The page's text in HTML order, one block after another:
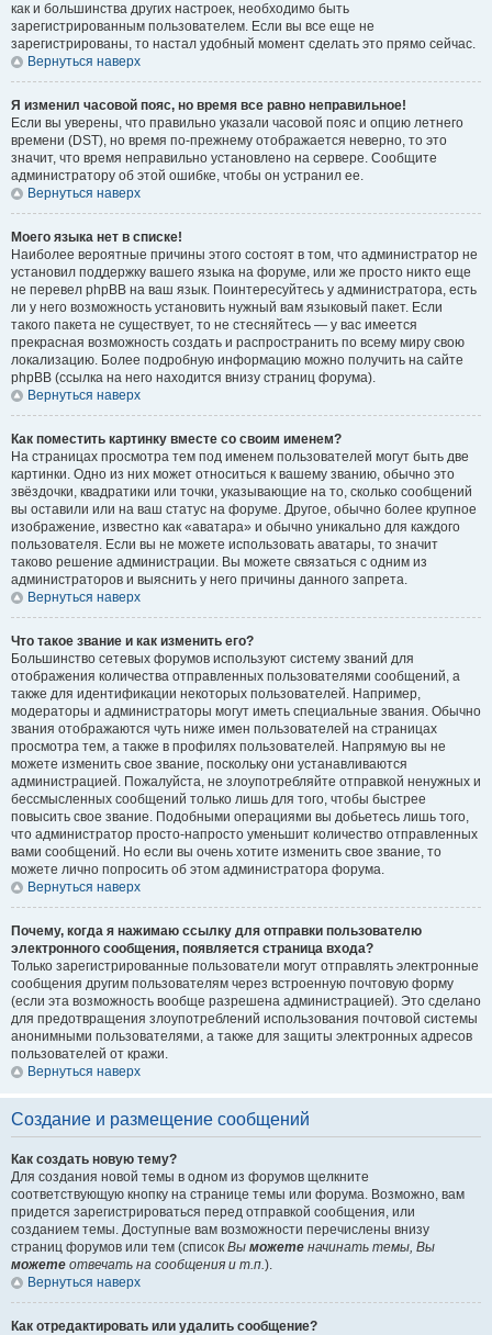
как и большинства других настроек, необходимо быть
зарегистрированным пользователем. Если вы все еще не
зарегистрированы, то настал удобный момент сделать это прямо сейчас.
Вернуться наверх
Я изменил часовой пояс, но время все равно неправильное!
Если вы уверены, что правильно указали часовой пояс и опцию летнего
времени (DST), но время по-прежнему отображается неверно, то это
значит, что время неправильно установлено на сервере. Сообщите
администратору об этой ошибке, чтобы он устранил ее.
Вернуться наверх
Моего языка нет в списке!
Наиболее вероятные причины этого состоят в том, что администратор не
установил поддержку вашего языка на форуме, или же просто никто еще
не перевел phpBB на ваш язык. Поинтересуйтесь у администратора, есть
ли у него возможность установить нужный вам языковый пакет. Если
такого пакета не существует, то не стесняйтесь — у вас имеется
прекрасная возможность создать и распространить по всему миру свою
локализацию. Более подробную информацию можно получить на сайте
phpBB (ссылка на него находится внизу страниц форума).
Вернуться наверх
Как поместить картинку вместе со своим именем?
На страницах просмотра тем под именем пользователей могут быть две
картинки. Одно из них может относиться к вашему званию, обычно это
звёздочки, квадратики или точки, указывающие на то, сколько сообщений
вы оставили или на ваш статус на форуме. Другое, обычно более крупное
изображение, известно как «аватара» и обычно уникально для каждого
пользователя. Если вы не можете использовать аватары, то значит
таково решение администрации. Вы можете связаться с одним из
администраторов и выяснить у него причины данного запрета.
Вернуться наверх
Что такое звание и как изменить его?
Большинство сетевых форумов используют систему званий для
отображения количества отправленных пользователями сообщений, а
также для идентификации некоторых пользователей. Например,
модераторы и администраторы могут иметь специальные звания. Обычно
звания отображаются чуть ниже имен пользователей на страницах
просмотра тем, а также в профилях пользователей. Напрямую вы не
можете изменить свое звание, поскольку они устанавливаются
администрацией. Пожалуйста, не злоупотребляйте отправкой ненужных и
бессмысленных сообщений только лишь для того, чтобы быстрее
повысить свое звание. Подобными операциями вы добьетесь лишь того,
что администратор просто-напросто уменьшит количество отправленных
вами сообщений. Но если вы очень хотите изменить свое звание, то
можете лично попросить об этом администратора форума.
Вернуться наверх
Почему, когда я нажимаю ссылку для отправки пользователю
электронного сообщения, появляется страница входа?
Только зарегистрированные пользователи могут отправлять электронные
сообщения другим пользователям через встроенную почтовую форму
(если эта возможность вообще разрешена администрацией). Это сделано
для предотвращения злоупотреблений использования почтовой системы
анонимными пользователями, а также для защиты электронных адресов
пользователей от кражи.
Вернуться наверх
Создание и размещение сообщений
Как создать новую тему?
Для создания новой темы в одном из форумов щелкните
соответствующую кнопку на странице темы или форума. Возможно, вам
придется зарегистрироваться перед отправкой сообщения, или
созданием темы. Доступные вам возможности перечислены внизу
страниц форумов или тем (список Вы можете начинать темы, Вы
можете отвечать на сообщения и т.п.).
Вернуться наверх
Как отредактировать или удалить сообщение?